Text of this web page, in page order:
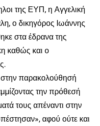
της ΕΥΠ, η Αγγελική
ο δικηγόρος Ιωάννης
στα έδρανα της
καθώς και ο
στην παρακολούθησή
την πρόθεσή
τους απέναντι στην
αφού ούτε και